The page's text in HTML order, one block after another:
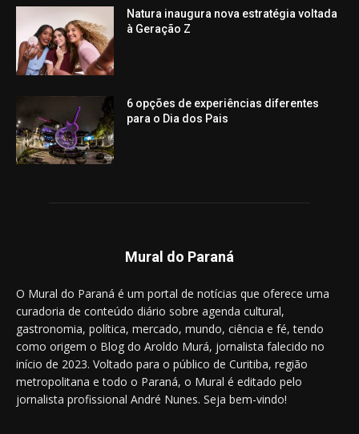
Natura inaugura nova estratégia voltada
à Geração Z
6 opções de experiências diferentes
para o Dia dos Pais
Mural do Paraná
O Mural do Paraná é um portal de notícias que oferece uma
curadoria de conteúdo diário sobre agenda cultural,
gastronomia, política, mercado, mundo, ciência e fé, tendo
como origem o Blog do Aroldo Murá, jornalista falecido no
início de 2023. Voltado para o público de Curitiba, região
metropolitana e todo o Paraná, o Mural é editado pelo
jornalista profissional André Nunes. Seja bem-vindo!